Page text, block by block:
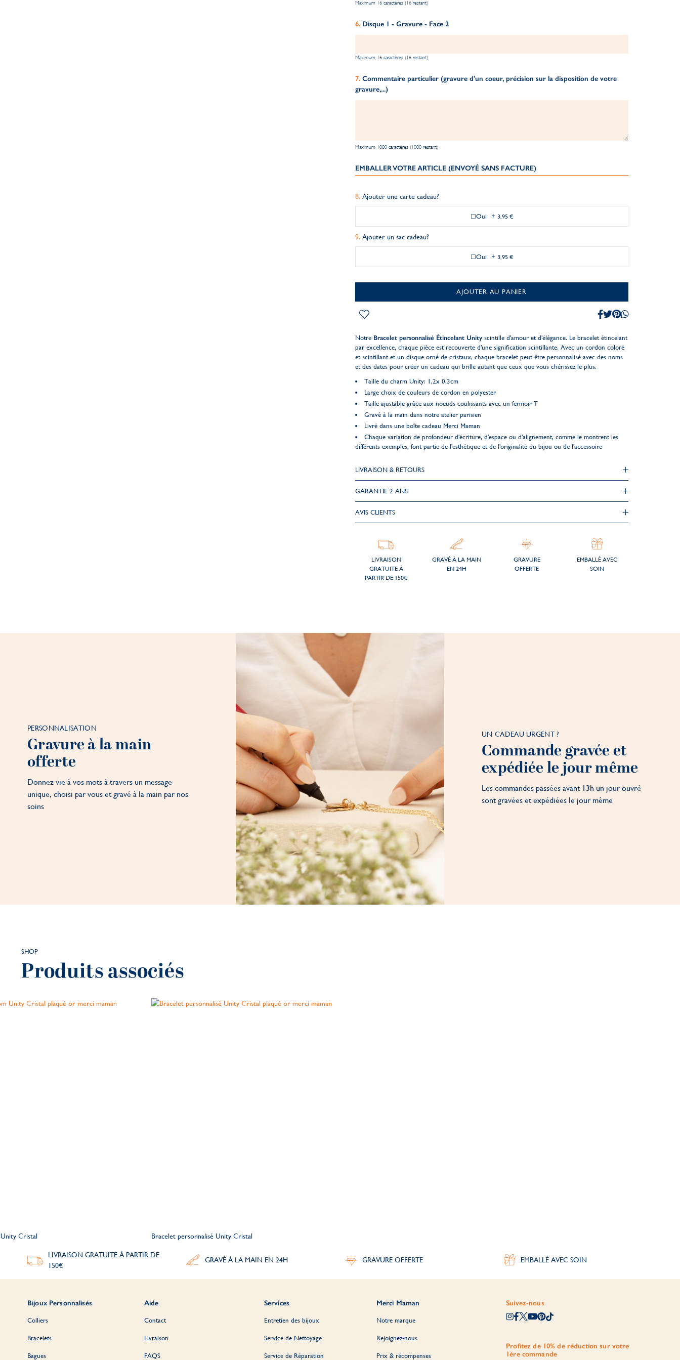
Maximum 16 caractères (16 restant)
Disque 1 - Gravure - Face 2
Maximum 16 caractères (16 restant)
Commentaire particulier (gravure d'un coeur, précision sur la disposition de votre
gravure,...)
Maximum 1000 caractères (1000 restant)
EMBALLER VOTRE ARTICLE (ENVOYÉ SANS FACTURE)
Ajouter une carte cadeau?
Oui + 3,95 €
Ajouter un sac cadeau?
Oui + 3,95 €
AJOUTER AU PANIER
Notre Bracelet personnalisé Étincelant Unity scintille d'amour et d'élégance. Le bracelet étincelant
par excellence, chaque pièce est recouverte d'une signification scintillante. Avec un cordon coloré
et scintillant et un disque orné de cristaux, chaque bracelet peut être personnalisé avec des noms
et des dates pour créer un cadeau qui brille autant que ceux que vous chérissez le plus.
Taille du charm Unity: 1,2x 0,3cm
Large choix de couleurs de cordon en polyester
Taille ajustable grâce aux noeuds coulissants avec un fermoir T
Gravé à la main dans notre atelier parisien
Livré dans une boîte cadeau Merci Maman
Chaque variation de profondeur d'écriture, d'espace ou d'alignement, comme le montrent les
différents exemples, font partie de l'esthétique et de l'originalité du bijou ou de l'accessoire
LIVRAISON & RETOURS
GARANTIE 2 ANS
AVIS CLIENTS
LIVRAISON
GRATUITE À
PARTIR DE 150€
GRAVÉ À LA MAIN
EN 24H
GRAVURE
OFFERTE
EMBALLÉ AVEC
SOIN
PERSONNALISATION
Gravure à la main
offerte
Donnez vie à vos mots à travers un message
unique, choisi par vous et gravé à la main par nos
soins
UN CADEAU URGENT ?
Commande gravée et
expédiée le jour même
Les commandes passées avant 13h un jour ouvré
sont gravées et expédiées le jour même
SHOP
Produits associés
Cristal Bracelet personnalisé Unity Cristal
LIVRAISON GRATUITE À PARTIR DE
150€
GRAVÉ À LA MAIN EN 24H GRAVURE OFFERTE EMBALLÉ AVEC SOIN
Bijoux Personnalisés
Colliers
Bracelets
Bagues
Aide
Contact
Livraison
FAQS
Services
Entretien des bijoux
Service de Nettoyage
Service de Réparation
Merci Maman
Notre marque
Rejoignez-nous
Prix & récompenses
Suivez-nous
Profitez de 10% de réduction sur votre
1ère commande